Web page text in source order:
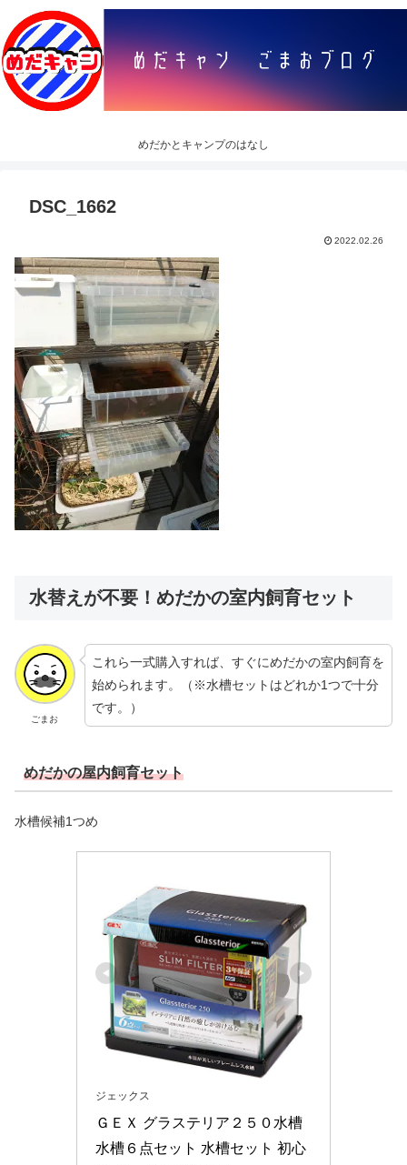
めだかとキャンプのはなし
DSC_1662
2022.02.26
水替えが不要！めだかの室内飼育セット
ごまお
これら一式購入すれば、すぐにめだかの室内飼育を
始められます。（※水槽セットはどれか1つで十分
です。）
めだかの屋内飼育セット
水槽候補1つめ
ジェックス
ＧＥＸ グラステリア２５０水槽
水槽６点セット 水槽セット 初心